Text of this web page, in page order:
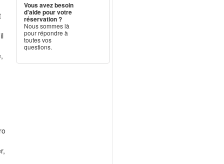
Vous avez besoin
d'aide pour votre
réservation ?
Nous sommes là
pour répondre à
toutes vos
questions.